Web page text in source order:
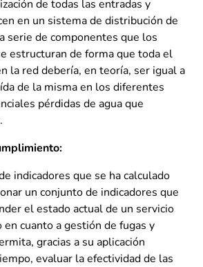
de todas las entradas y
en un sistema de distribución de
serie de componentes que los
estructuran de forma que toda el
la red debería, en teoría, ser igual a
de la misma en los diferentes
pérdidas de agua que
que se ha calculado
un conjunto de indicadores que
el estado actual de un servicio
cuanto a gestión de fugas y
gracias a su aplicación
evaluar la efectividad de las